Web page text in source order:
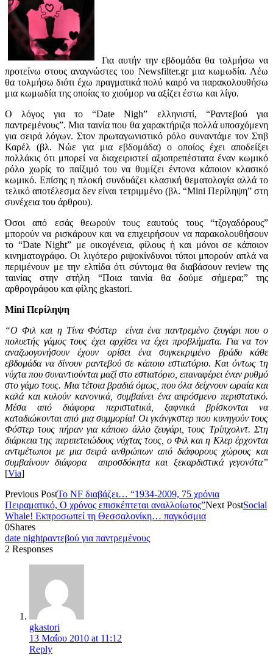
Για αυτήν την εβδομάδα θα τολμήσω να
προτείνω στους αναγνώστες του Newsfilter.gr μια κωμωδία. Λέω
θα τολμήσω διότι έχω πραγματικά πολύ καιρό να παρακολουθήσω
μια κωμωδία της οποίας το χιούμορ να αξίζει έστω και λίγο.
Ο λόγος για το “Date Nigh” ελληνιστί, “Ραντεβού για
παντρεμένους”. Μια ταινία που θα χαρακτήριζα πολλά υποσχόμενη
για σειρά λόγων. Στον πρωταγωνιστικό ρόλο συναντάμε τον Στιβ
Καρέλ (βλ. Νώε για μια εβδομάδα) ο οποίος έχει αποδείξει
πολλάκις ότι μπορεί να διαχειριστεί αξιοπρεπέστατα έναν κωμικό
ρόλο χωρίς το παίξιμό του να θυμίζει έντονα κάποιον κλασικό
κωμικό. Επίσης η πλοκή συνδυάζει κλασική θεματολογία αλλά το
τελικό αποτέλεσμα δεν είναι τετριμμένο (βλ. “Mini Περίληψη” στη
συνέχεια του άρθρου).
Όσοι από εσάς θεωρούν τους εαυτούς τους “τζογαδόρους”
μπορούν να ρισκάρουν και να επιχειρήσουν να παρακολουθήσουν
το “Date Night” με οικογένεια, φίλους ή και μόνοι σε κάποιον
κινηματογράφο. Οι λιγότερο ριψοκίνδυνοι τύποι μπορούν απλά να
περιμένουν με την ελπίδα ότι σύντομα θα διαβάσουν review της
ταινίας στην στήλη “Ποια ταινία θα δούμε σήμερα;” της
αρθρογράφου και φίλης gkastori.
Mini Περίληψη
“Ο Φιλ και η Τίνα Φόστερ είναι ένα παντρεμένο ζευγάρι που ο
πολυετής γάμος τους έχει αρχίσει να έχει προβλήματα. Για να τον
αναζωογονήσουν έχουν ορίσει ένα συγκεκριμένο βράδυ κάθε
εβδομάδα να δίνουν ραντεβού σε κάποιο εστιατόριο. Και όντως τη
νύχτα που συναντιούνται μαζί στο εστιατόριο, επαναφέρει έναν ρυθμό
στο γάμο τους. Μια τέτοια βραδιά όμως, που όλα δείχνουν ωραία και
καλά και κυλούν κανονικά, συμβαίνει ένα απρόσμενο περιστατικό.
Μέσα από διάφορα περιστατικά, ξαφνικά βρίσκονται να
καταδιώκονται από μια συμμορία! Οι γκάνγκστερ που κυνηγούν τους
Φόστερ τους πήραν για κάποιο άλλο ζευγάρι, τους Τρίπχολντ. Στη
διάρκεια της περιπετειώδους νύχτας τους, ο Φιλ και η Κλερ έρχονται
αντιμέτωποι με μια σειρά ανθρώπων από διάφορους χώρους και
συμβαίνουν διάφορα απροσδόκητα και ξεκαρδιστικά γεγονότα”
[Via]
Previous PostΤο NF διαβάζει… “1934-2009, 75 χρόνια
Πειραματικό, Ο χρόνος επισκέπτεται αναλλοίωτος”Next PostSocial
Whale! Εκπροσωπεί τη Θεσσαλονίκη… παγκόσμια
0Shares
date nightραντεβού για παντρεμένους
2 Responses
gkastori
13 Μαΐου 2010 at 11:12
Reply